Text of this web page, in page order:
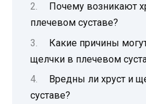
Почему возникают
плечевом суставе?
Какие причины
щелчки в плечевом
Вредны ли хруст и
суставе?